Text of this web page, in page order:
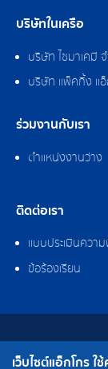
บริษัทในเครือ
บริษัท ไซมาเคมี
บริษัท แพ็คกิ้ง แ
ร่วมงานกับเรา
ตำแหน่งงานว่าง
ติดต่อเรา
แบบประเมินควา
ข้อร้องเรียน
สงวนลิข
เว็บไซต์แอ็กโกร